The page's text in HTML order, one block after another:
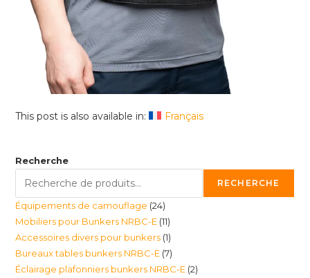
This post is also available in: Français
Recherche
RECHERCHE
Équipements de camouflage 2424
produits
Mobiliers pour Bunkers NRBC-E 1111
produits
Accessoires divers pour bunkers 11
produit
Bureaux tables bunkers NRBC-E 77
produits
Éclairage plafonniers bunkers NRBC-E 22